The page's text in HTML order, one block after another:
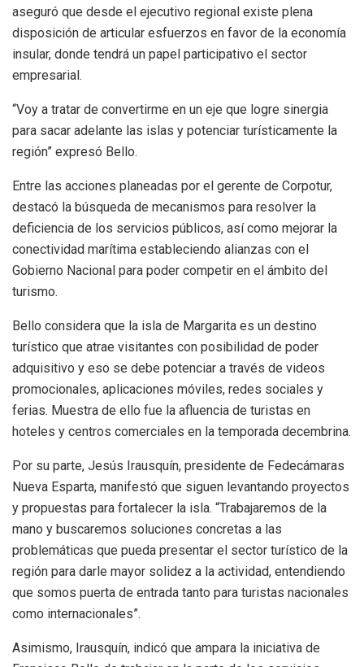
aseguró que desde el ejecutivo regional existe plena
disposición de articular esfuerzos en favor de la economía
insular, donde tendrá un papel participativo el sector
empresarial.
“Voy a tratar de convertirme en un eje que logre sinergia
para sacar adelante las islas y potenciar turísticamente la
región” expresó Bello.
Entre las acciones planeadas por el gerente de Corpotur,
destacó la búsqueda de mecanismos para resolver la
deficiencia de los servicios públicos, así como mejorar la
conectividad marítima estableciendo alianzas con el
Gobierno Nacional para poder competir en el ámbito del
turismo.
Bello considera que la isla de Margarita es un destino
turístico que atrae visitantes con posibilidad de poder
adquisitivo y eso se debe potenciar a través de videos
promocionales, aplicaciones móviles, redes sociales y
ferias. Muestra de ello fue la afluencia de turistas en
hoteles y centros comerciales en la temporada decembrina.
Por su parte, Jesús Irausquín, presidente de Fedecámaras
Nueva Esparta, manifestó que siguen levantando proyectos
y propuestas para fortalecer la isla. “Trabajaremos de la
mano y buscaremos soluciones concretas a las
problemáticas que pueda presentar el sector turístico de la
región para darle mayor solidez a la actividad, entendiendo
que somos puerta de entrada tanto para turistas nacionales
como internacionales”.
Asimismo, Irausquín, indicó que ampara la iniciativa de